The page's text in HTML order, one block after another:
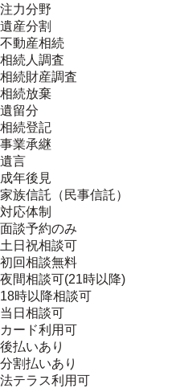
注力分野
遺産分割
不動産相続
相続人調査
相続財産調査
相続放棄
遺留分
相続登記
事業承継
遺言
成年後見
家族信託（民事信託）
対応体制
面談予約のみ
土日祝相談可
初回相談無料
夜間相談可(21時以降)
18時以降相談可
当日相談可
カード利用可
後払いあり
分割払いあり
法テラス利用可